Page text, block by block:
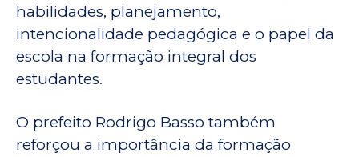
habilidades, planejamento,
intencionalidade pedagógica e o papel da
escola na formação integral dos
estudantes.
O prefeito Rodrigo Basso também
reforçou a importância da formação